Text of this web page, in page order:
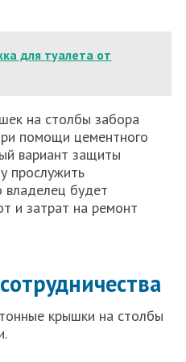
для туалета от
на столбы забора
помощи цементного
вариант защиты
прослужить
владелец будет
и затрат на ремонт
крышки на столбы